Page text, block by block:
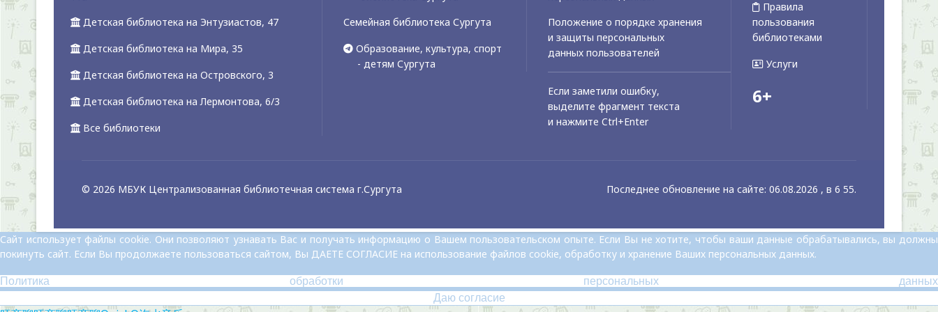
Детская библиотека на Энтузиастов, 47
Детская библиотека на Мира, 35
Детская библиотека на Островского, 3
Детская библиотека на Лермонтова, 6/3
Все библиотеки
Семейная библиотека Сургута
Образование, культура, спорт
- детям Сургута
Положение о порядке хранения
и защиты персональных
данных пользователей
Если заметили ошибку,
выделите фрагмент текста
и нажмите Ctrl+Enter
Правила
пользования
библиотеками
Услуги
6+
© 2026 МБУК Централизованная библиотечная система г.Сургута Последнее обновление на сайте: 06.08.2026 , в 6 55.
Сайт использует файлы cookie. Они позволяют узнавать Вас и получать информацию о Вашем пользовательском опыте. Если Вы не хотите, чтобы ваши данные обрабатывались, вы должны
покинуть сайт. Если Вы продолжаете пользоваться сайтом, Вы ДАЕТЕ СОГЛАСИЕ на использование файлов cookie, обработку и хранение Ваших персональных данных.
Политика обработки персональных данных
Даю согласие